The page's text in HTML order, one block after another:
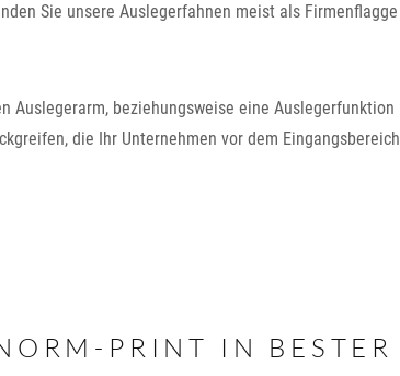
Sie unsere Auslegerfahnen meist als Firmenflagge
Auslegerarm, beziehungsweise eine Auslegerfunktion
die Ihr Unternehmen vor dem Eingangsbereich
PRINT IN BESTER